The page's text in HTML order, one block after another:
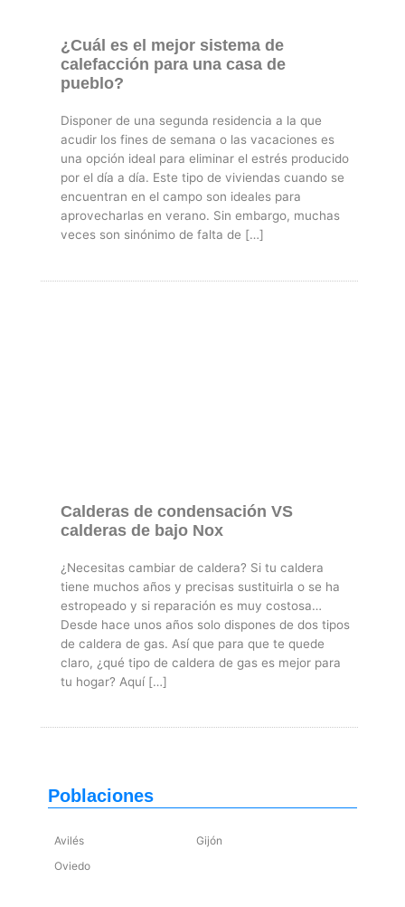
¿Cuál es el mejor sistema de
calefacción para una casa de
pueblo?
Disponer de una segunda residencia a la que
acudir los fines de semana o las vacaciones es
una opción ideal para eliminar el estrés producido
por el día a día. Este tipo de viviendas cuando se
encuentran en el campo son ideales para
aprovecharlas en verano. Sin embargo, muchas
veces son sinónimo de falta de […]
Calderas de condensación VS
calderas de bajo Nox
¿Necesitas cambiar de caldera? Si tu caldera
tiene muchos años y precisas sustituirla o se ha
estropeado y si reparación es muy costosa…
Desde hace unos años solo dispones de dos tipos
de caldera de gas. Así que para que te quede
claro, ¿qué tipo de caldera de gas es mejor para
tu hogar? Aquí […]
Poblaciones
Avilés
Gijón
Oviedo